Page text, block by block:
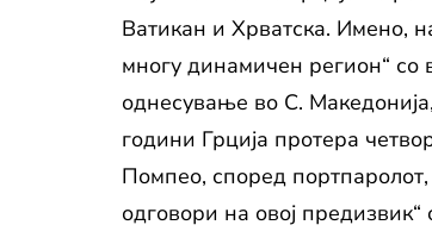
Ватикан и Хрватска. Имено,
многу динамичен регион“ со
однесување во С.
години Грција протера
Помпео, според
одговори на овој